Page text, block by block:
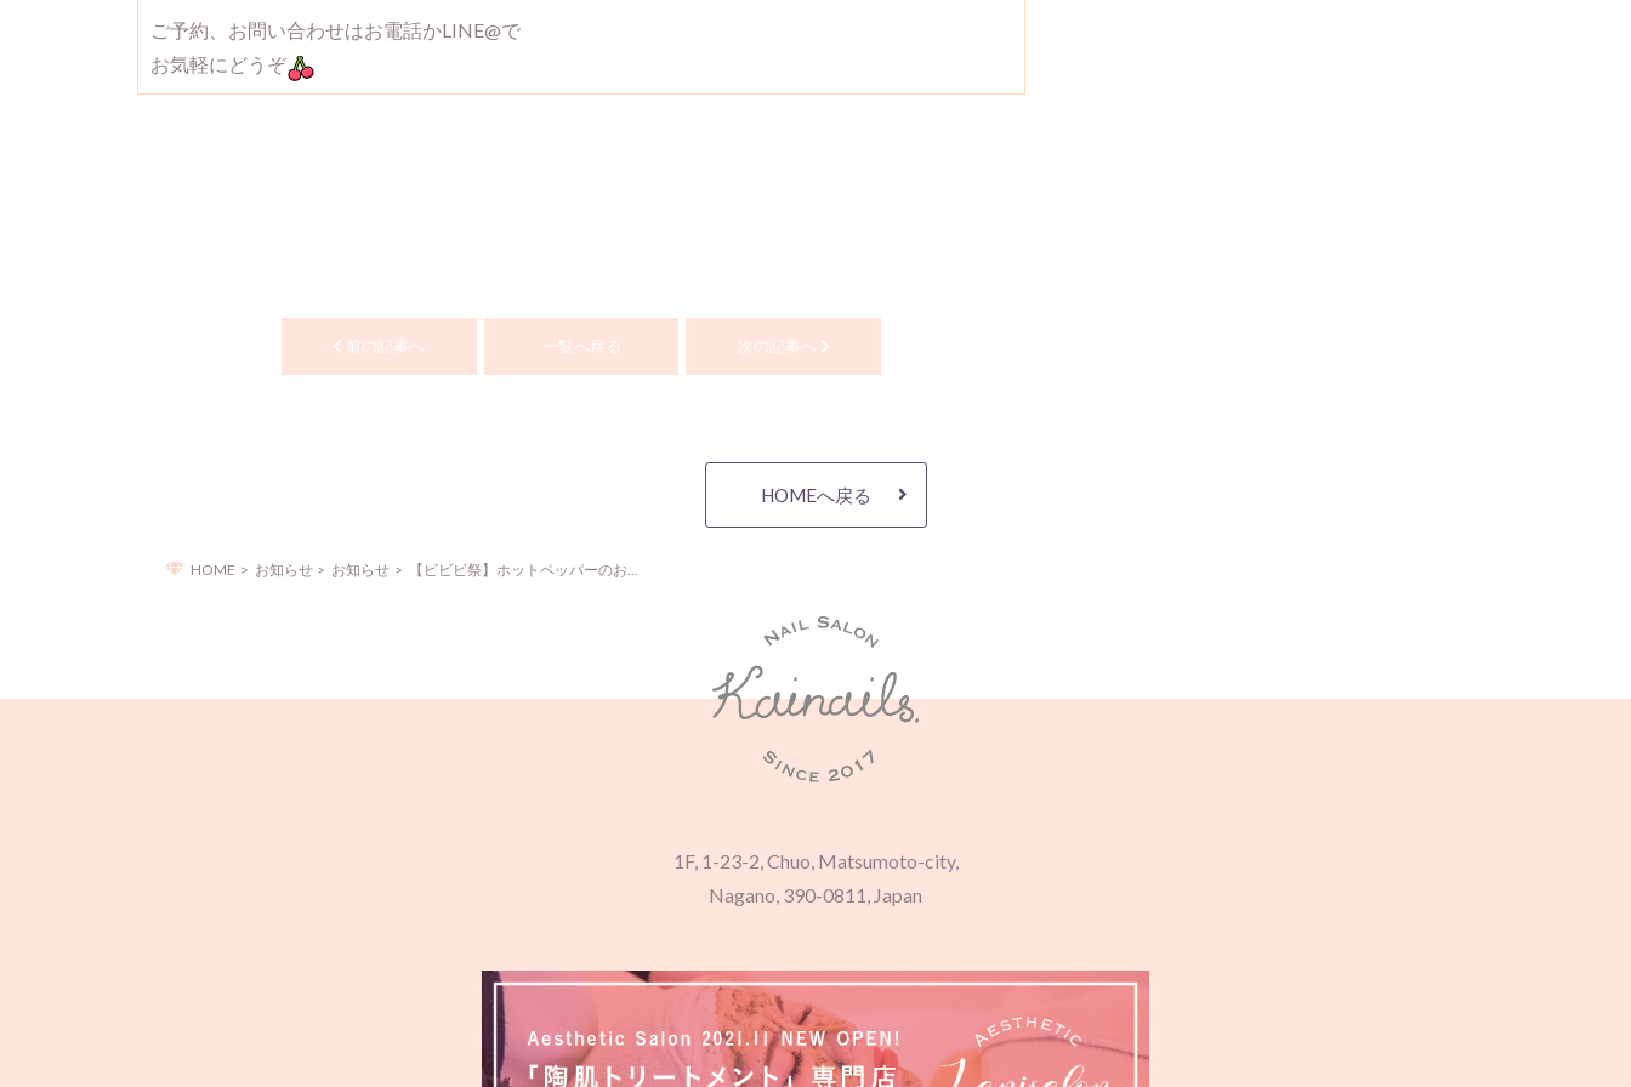
ご予約、お問い合わせはお電話かLINE@で
お気軽にどうぞ
前の記事へ 一覧へ戻る 次の記事へ
HOMEへ戻る
HOME お知らせ お知らせ 【ビビビ祭】ホットペッパーのお得なキャンペーンのご案内
1F, 1-23-2, Chuo, Matsumoto-city,
Nagano, 390-0811, Japan